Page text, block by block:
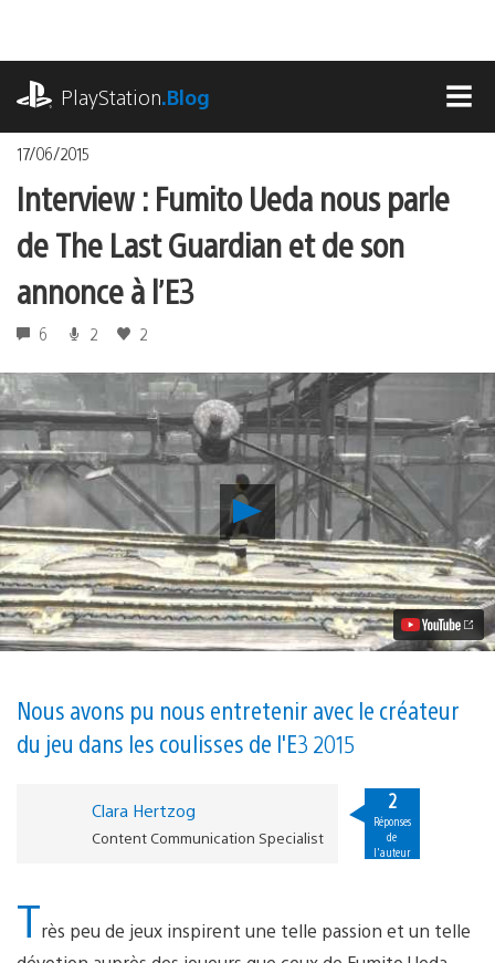
contenu
PlayStation.Blog
17/06/2015
Interview : Fumito Ueda nous parle
de The Last Guardian et de son
annonce à l’E3
6 2 2
Lancer
la
vidéo
Interview
:
Fumito
Ueda
nous
The
Last
Guardian
à
Nous avons pu nous entretenir avec le créateur
du jeu dans les coulisses de l'E3 2015
Clara Hertzog
Content Communication Specialist
2
Réponses
de
l'auteur
Très peu de jeux inspirent une telle passion et un telle